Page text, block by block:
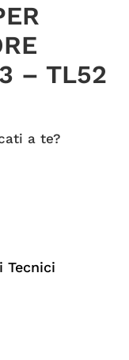
– TL52
a te?
Tecnici